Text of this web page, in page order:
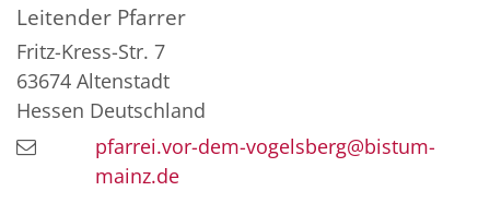
Leitender Pfarrer
Fritz-Kress-Str. 7
63674 Altenstadt
Hessen Deutschland
pfarrei.vor-dem-vogelsberg@bistum-
mainz.de